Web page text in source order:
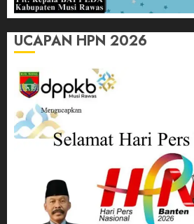
UCAPAN HPN 2026